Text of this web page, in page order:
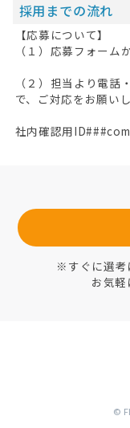
採用までの流れ
【応募について】
（１）応募フォーム
（２）担当より電話
で、ご対応をお願い
社内確認用
※すぐに選考
お気軽
©